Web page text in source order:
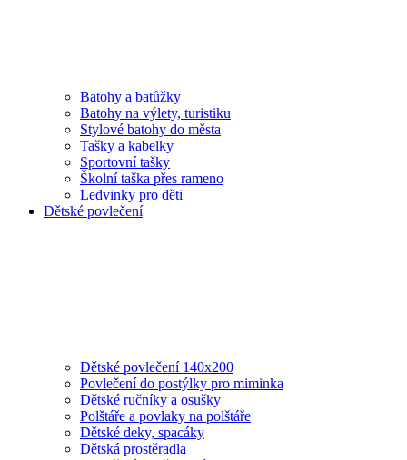
Batohy a batůžky
Batohy na výlety, turistiku
Stylové batohy do města
Tašky a kabelky
Sportovní tašky
Školní taška přes rameno
Ledvinky pro děti
Dětské povlečení
Dětské povlečení 140x200
Povlečení do postýlky pro miminka
Dětské ručníky a osušky
Polštáře a povlaky na polštáře
Dětské deky, spacáky
Dětská prostěradla